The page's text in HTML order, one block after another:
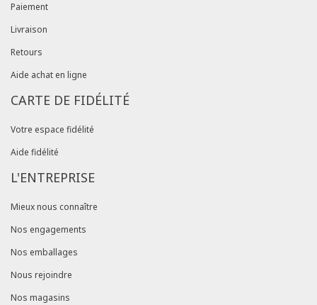
Paiement
Livraison
Retours
Aide achat en ligne
CARTE DE FIDÉLITÉ
Votre espace fidélité
Aide fidélité
L'ENTREPRISE
Mieux nous connaître
Nos engagements
Nos emballages
Nous rejoindre
Nos magasins